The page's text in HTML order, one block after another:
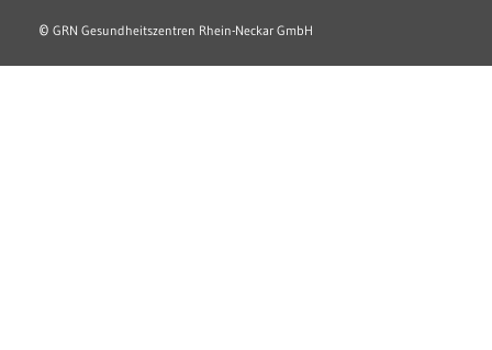
© GRN Gesundheitszentren Rhein-Neckar GmbH